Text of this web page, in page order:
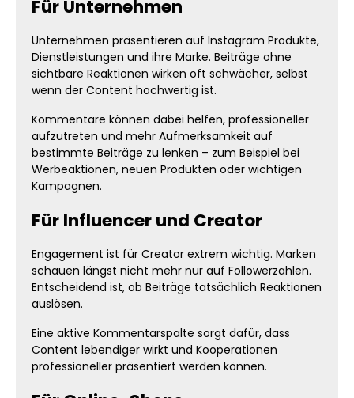
Für Unternehmen
Unternehmen präsentieren auf Instagram Produkte,
Dienstleistungen und ihre Marke. Beiträge ohne
sichtbare Reaktionen wirken oft schwächer, selbst
wenn der Content hochwertig ist.
Kommentare können dabei helfen, professioneller
aufzutreten und mehr Aufmerksamkeit auf
bestimmte Beiträge zu lenken – zum Beispiel bei
Werbeaktionen, neuen Produkten oder wichtigen
Kampagnen.
Für Influencer und Creator
Engagement ist für Creator extrem wichtig. Marken
schauen längst nicht mehr nur auf Followerzahlen.
Entscheidend ist, ob Beiträge tatsächlich Reaktionen
auslösen.
Eine aktive Kommentarspalte sorgt dafür, dass
Content lebendiger wirkt und Kooperationen
professioneller präsentiert werden können.